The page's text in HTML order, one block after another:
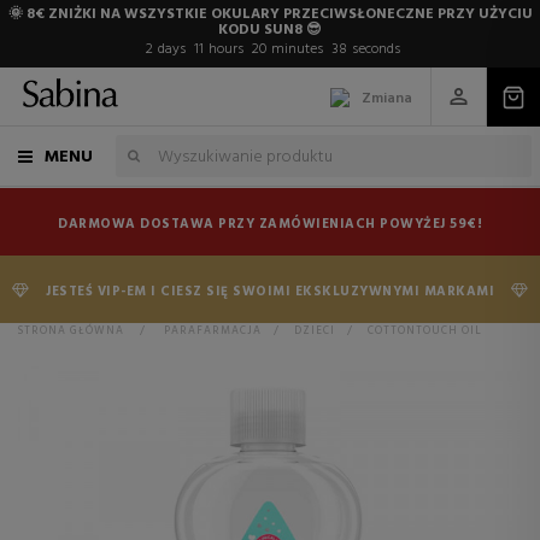
🌞 8€ ZNIŻKI NA WSZYSTKIE OKULARY PRZECIWSŁONECZNE PRZY UŻYCIU
KODU SUN8 😎
2 days 11 hours 20 minutes 38 seconds
Zmiana
MENU
DARMOWA DOSTAWA PRZY ZAMÓWIENIACH POWYŻEJ 59€!
JESTEŚ VIP-EM I CIESZ SIĘ SWOIMI EKSKLUZYWNYMI MARKAMI
STRONA GŁÓWNA > PARAFARMACJA > DZIECI > COTTONTOUCH OIL